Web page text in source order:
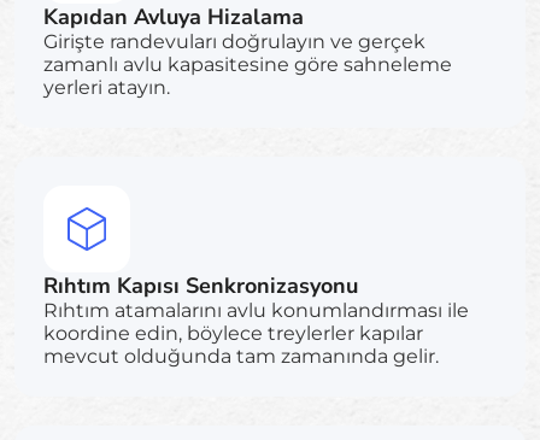
Kapıdan Avluya Hizalama
Girişte randevuları doğrulayın ve gerçek
zamanlı avlu kapasitesine göre sahneleme
yerleri atayın.
Rıhtım Kapısı Senkronizasyonu
Rıhtım atamalarını avlu konumlandırması ile
koordine edin, böylece treylerler kapılar
mevcut olduğunda tam zamanında gelir.